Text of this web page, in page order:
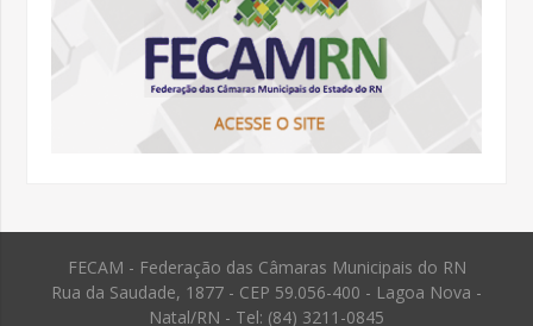
FECAM - Federação das Câmaras Municipais do RN
Rua da Saudade, 1877 - CEP 59.056-400 - Lagoa Nova -
Natal/RN - Tel: (84) 3211-0845